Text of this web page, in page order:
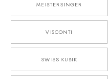
MEISTERSINGER
VISCONTI
SWISS KUBIK